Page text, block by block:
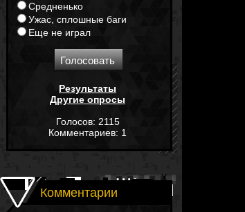
Средненько
Ужас, сплошные баги
Еще не играл
Результаты
Другие опросы
Голосов: 2115
Комментариев: 1
Комментарии